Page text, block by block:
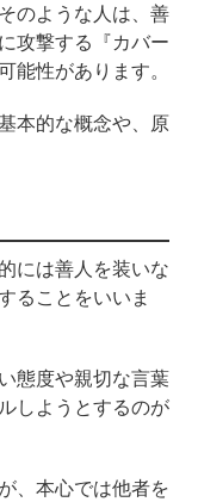
のような人は、善
攻撃する『カバー
能性があります。
本的な概念や、原
には善人を装いな
ることをいいま
態度や親切な言葉
しようとするのが
、本心では他者を